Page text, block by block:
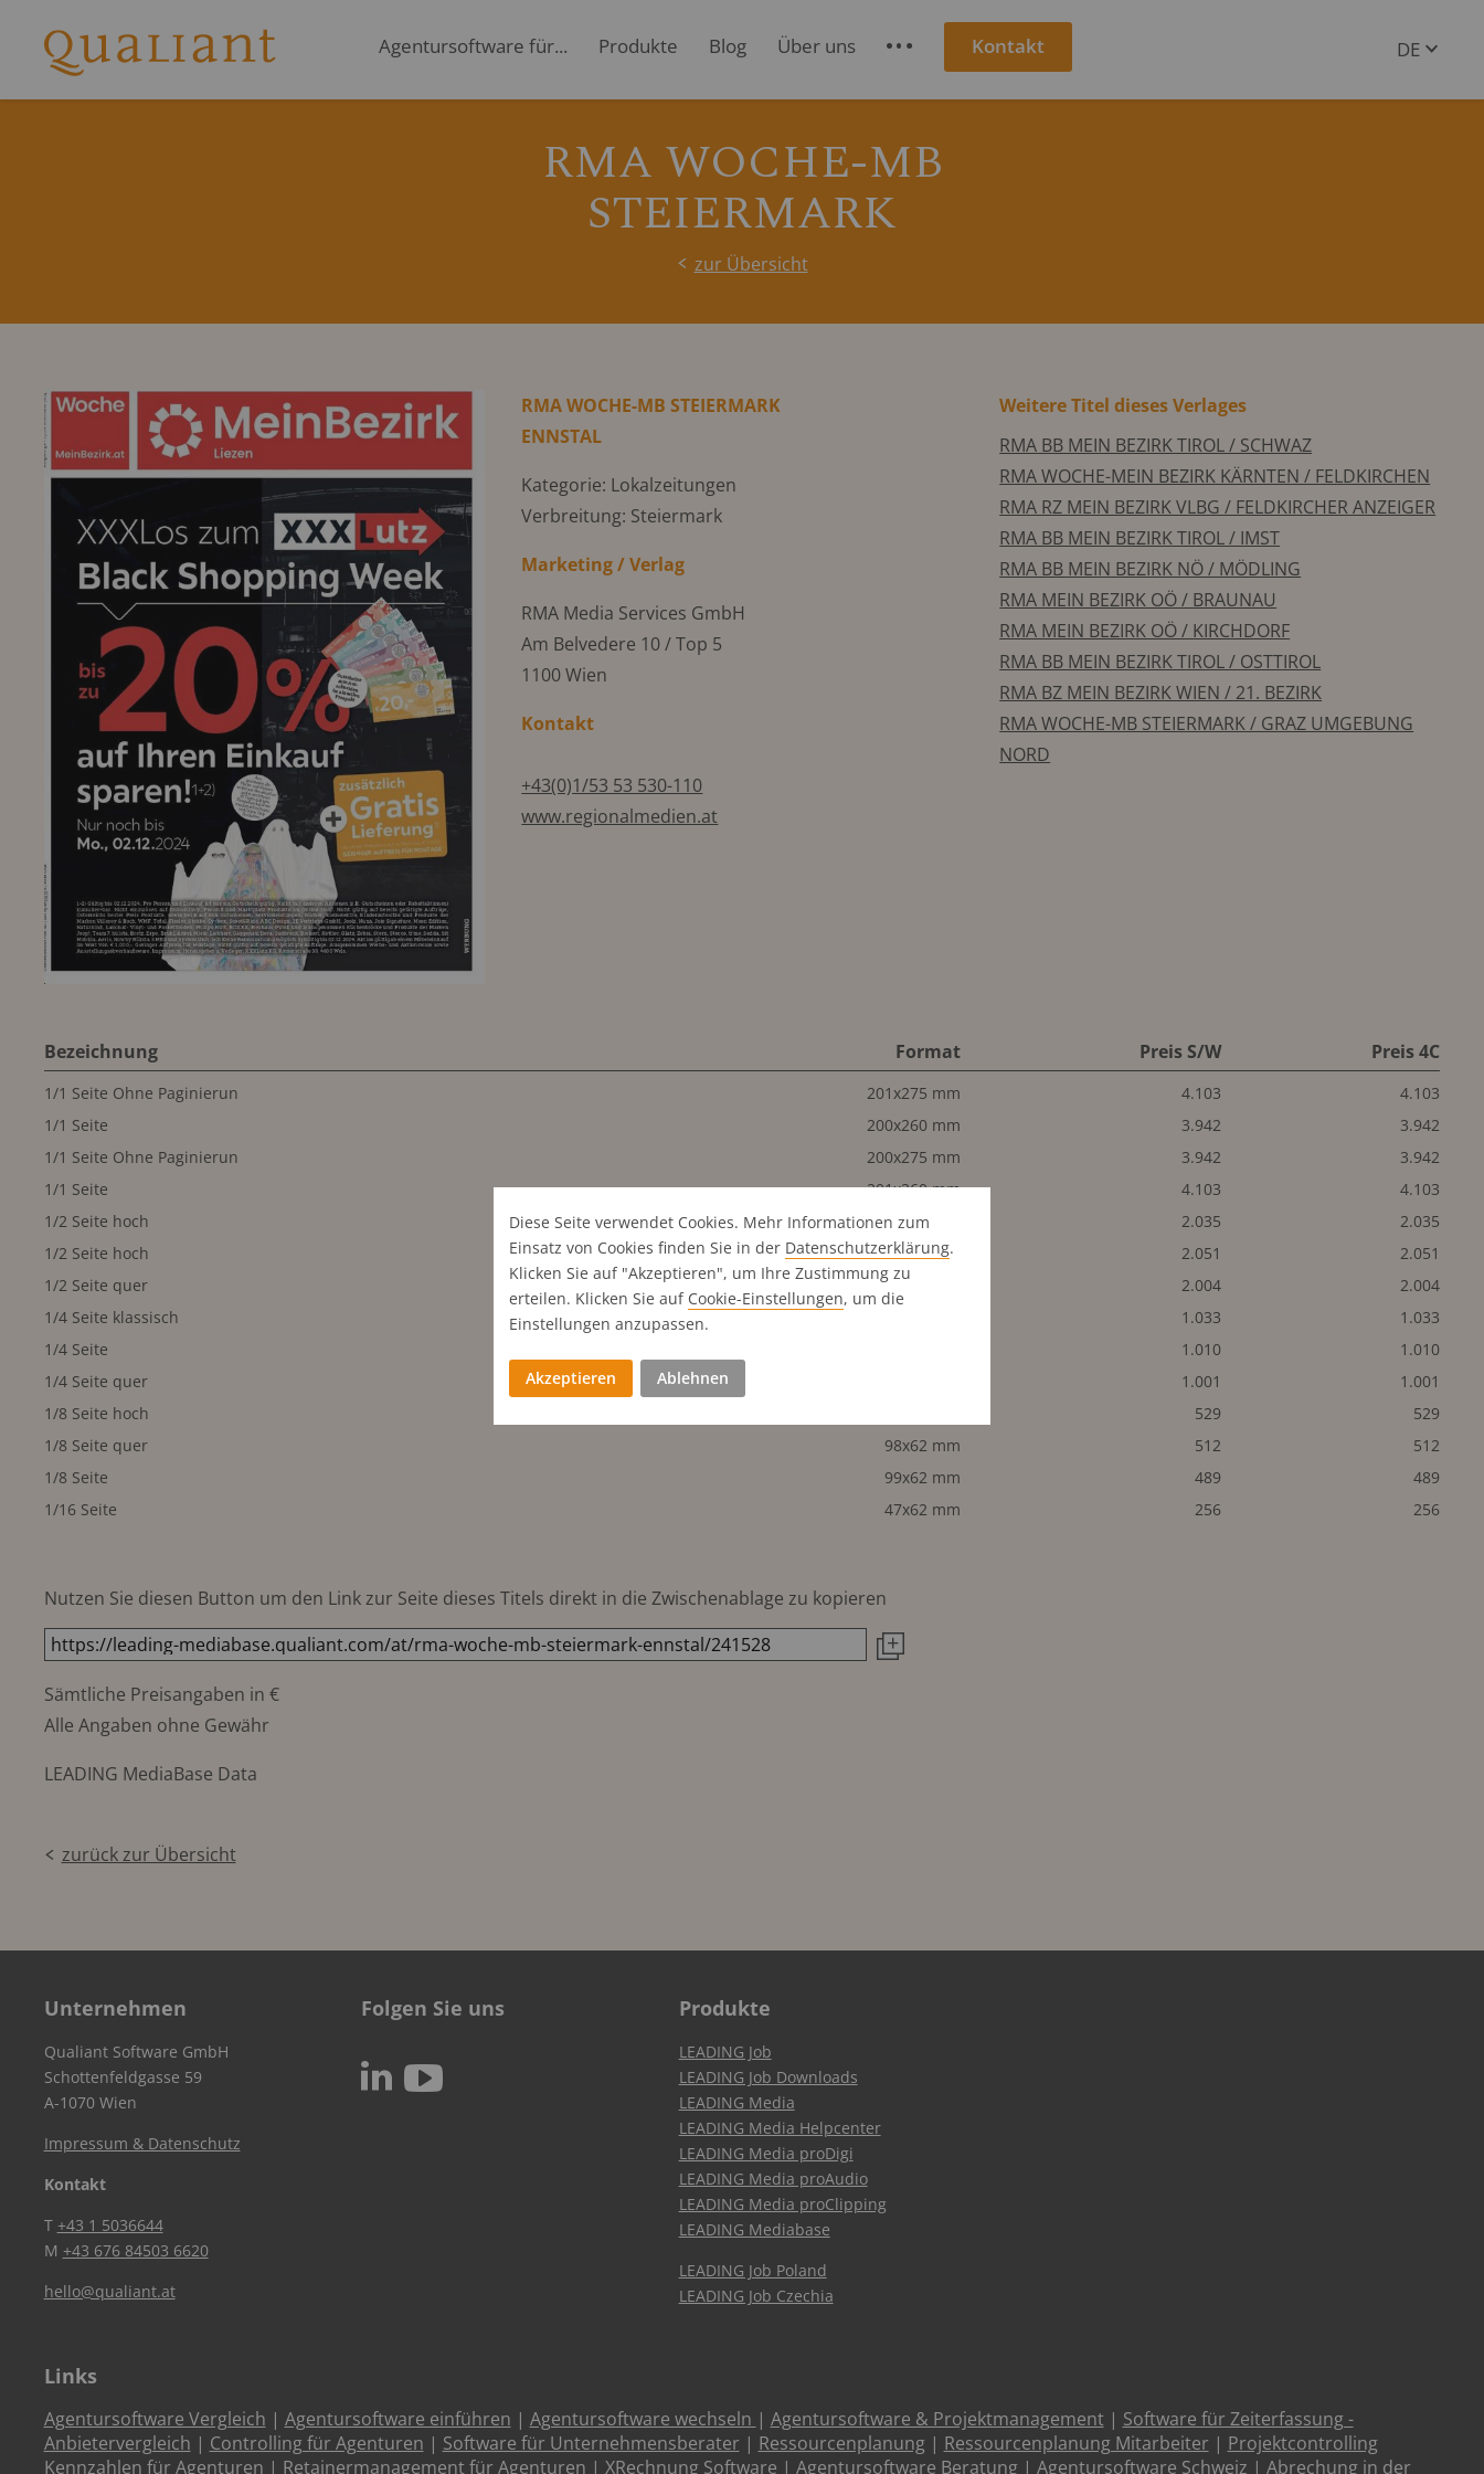
Agentursoftware für... Produkte Blog Über uns S Kontakt
DE
RMA WOCHE-MB
STEIERMARK
zur Übersicht
RMA WOCHE-MB STEIERMARK
ENNSTAL
Kategorie: Lokalzeitungen
Verbreitung: Steiermark
Marketing / Verlag
RMA Media Services GmbH
Am Belvedere 10 / Top 5
1100 Wien
Kontakt
+43(0)1/53 53 530-110
www.regionalmedien.at
Weitere Titel dieses Verlages
RMA BB MEIN BEZIRK TIROL / SCHWAZ
RMA WOCHE-MEIN BEZIRK KÄRNTEN / FELDKIRCHEN
RMA RZ MEIN BEZIRK VLBG / FELDKIRCHER ANZEIGER
RMA BB MEIN BEZIRK TIROL / IMST
RMA BB MEIN BEZIRK NÖ / MÖDLING
RMA MEIN BEZIRK OÖ / BRAUNAU
RMA MEIN BEZIRK OÖ / KIRCHDORF
RMA BB MEIN BEZIRK TIROL / OSTTIROL
RMA BZ MEIN BEZIRK WIEN / 21. BEZIRK
RMA WOCHE-MB STEIERMARK / GRAZ UMGEBUNG
NORD
Bezeichnung Format Preis S/W Preis 4C
1/1 Seite Ohne Paginierun 201x275 mm 4.103
4.103
1/1 Seite
200x260 mm 3.942
3.942
1/1 Seite Ohne Paginierun
200x275 mm 3.942
3.942
1/1 Seite
201x260 mm 4.103
4.103
1/2 Seite hoch
98x260 mm 2.035
2.035
1/2 Seite hoch
99x260 mm 2.051
2.051
1/2 Seite quer
200x128 mm 2.004
2.004
1/4 Seite klassisch
1.033
1.033
1/4 Seite
1.010
1.010
1/4 Seite quer
1.001
1.001
1/8 Seite hoch
529
529
1/8 Seite quer
98x62 mm 512
512
1/8 Seite
99x62 mm 489
489
1/16 Seite
47x62 mm 256 256
Nutzen Sie diesen Button um den Link zur Seite dieses Titels direkt in die Zwischenablage zu kopieren
Sämtliche Preisangaben in €
Alle Angaben ohne Gewähr
LEADING MediaBase Data
zurück zur Übersicht
Unternehmen
Qualiant Software GmbH
Schottenfeldgasse 59
A-1070 Wien
Impressum & Datenschutz
Kontakt
T +43 1 5036644
M +43 676 84503 6620
hello@qualiant.at
Folgen Sie uns
N c
Produkte
LEADING Job
LEADING Job Downloads
LEADING Media
LEADING Media Helpcenter
LEADING Media proDigi
LEADING Media proAudio
LEADING Media proClipping
LEADING Mediabase
LEADING Job Poland
LEADING Job Czechia
Links
Agentursoftware Vergleich | Agentursoftware einführen | Agentursoftware wechseln | Agentursoftware & Projektmanagement| Software für Zeiterfassung -
Anbietervergleich | Controlling für Agenturen | Software für Unternehmensberater | Ressourcenplanung| Ressourcenplanung Mitarbeiter | Projektcontrolling
Kennzahlen für Agenturen | Retainermanagement für Agenturen | XRechnung Software | Agentursoftware Beratung| Agentursoftware Schweiz | Abrechung in der
Diese Seite verwendet Cookies. Mehr Informationen zum
Einsatz von Cookies finden Sie in der Datenschutz­erklärung.
Klicken Sie auf "Akzeptieren", um Ihre Zustimmung zu
erteilen. Klicken Sie auf Cookie-Einstellungen, um die
Einstellungen anzupassen.
Akzeptieren Ablehnen